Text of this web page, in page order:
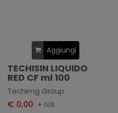
Aggiungi
TECHISIN LIQUIDO
RED CF ml 100
Techimg Group
€ 0,00 + IVA